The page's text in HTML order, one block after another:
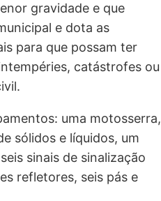
gravidade e que
e dota as
para que possam ter
catástrofes ou
uma motosserra,
sólidos e líquidos, um
sinais de sinalização
refletores, seis pás e